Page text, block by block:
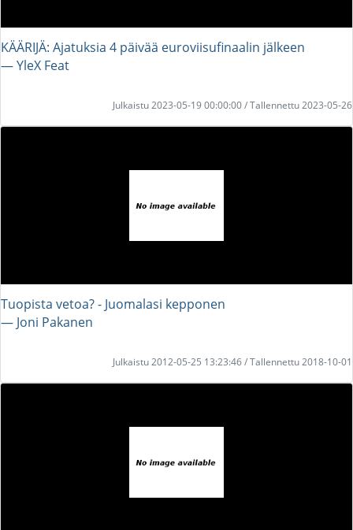
KÄÄRIJÄ: Ajatuksia 4 päivää euroviisufinaalin jälkeen
― YleX Feat
Julkaistu 2023-05-19 00:00:00 / Tallennettu 2023-05-26
Tuopista vetoa? - Juomalasi kepponen
― Joni Pakanen
Julkaistu 2012-05-25 13:23:46 / Tallennettu 2018-10-01